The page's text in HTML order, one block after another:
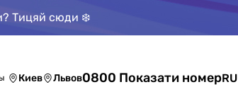
Тицяй сюди ❄️
Киев Львов0800 Показати номерRU